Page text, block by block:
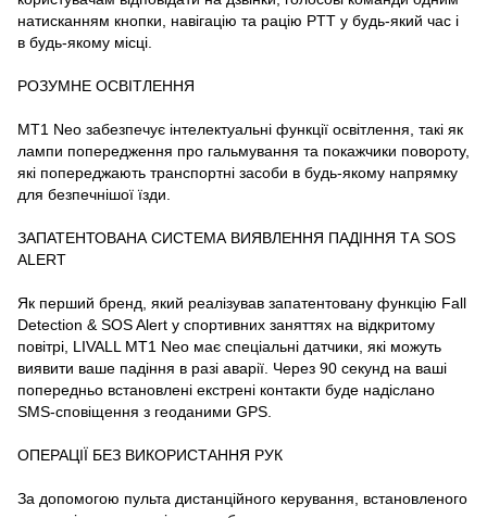
натисканням кнопки, навігацію та рацію PTT у будь-який час і
в будь-якому місці.
РОЗУМНЕ ОСВІТЛЕННЯ
MT1 Neo забезпечує інтелектуальні функції освітлення, такі як
лампи попередження про гальмування та покажчики повороту,
які попереджають транспортні засоби в будь-якому напрямку
для безпечнішої їзди.
ЗАПАТЕНТОВАНА СИСТЕМА ВИЯВЛЕННЯ ПАДІННЯ ТА SOS
ALERT
Як перший бренд, який реалізував запатентовану функцію Fall
Detection & SOS Alert у спортивних заняттях на відкритому
повітрі, LIVALL MT1 Neo має спеціальні датчики, які можуть
виявити ваше падіння в разі аварії. Через 90 секунд на ваші
попередньо встановлені екстрені контакти буде надіслано
SMS-сповіщення з геоданими GPS.
ОПЕРАЦІЇ БЕЗ ВИКОРИСТАННЯ РУК
За допомогою пульта дистанційного керування, встановленого